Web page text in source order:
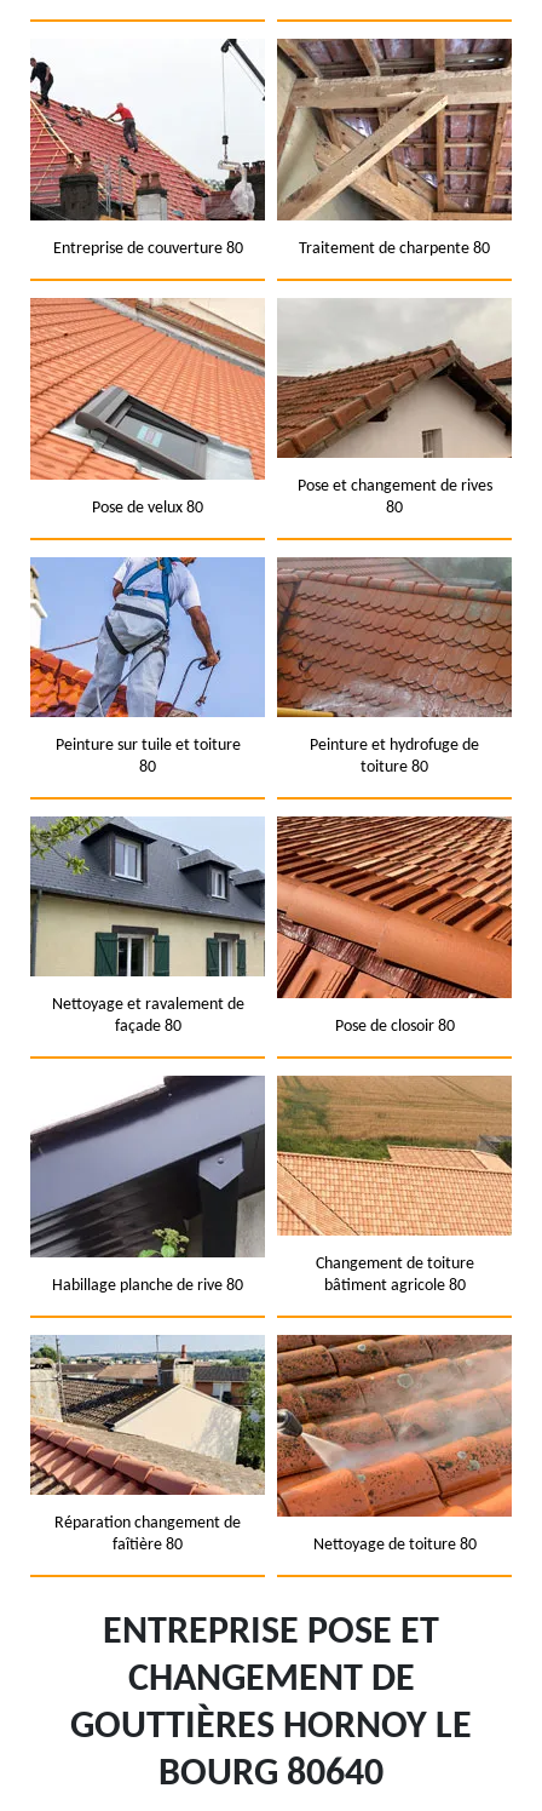
Entreprise de couverture 80 Traitement de charpente 80
Pose de velux 80
Pose et changement de rives
80
Peinture sur tuile et toiture
80
Peinture et hydrofuge de
toiture 80
Nettoyage et ravalement de
façade 80
Pose de closoir 80
Habillage planche de rive 80
Changement de toiture
bâtiment agricole 80
Réparation changement de
faîtière 80
Nettoyage de toiture 80
ENTREPRISE POSE ET
CHANGEMENT DE
GOUTTIÈRES HORNOY LE
BOURG 80640